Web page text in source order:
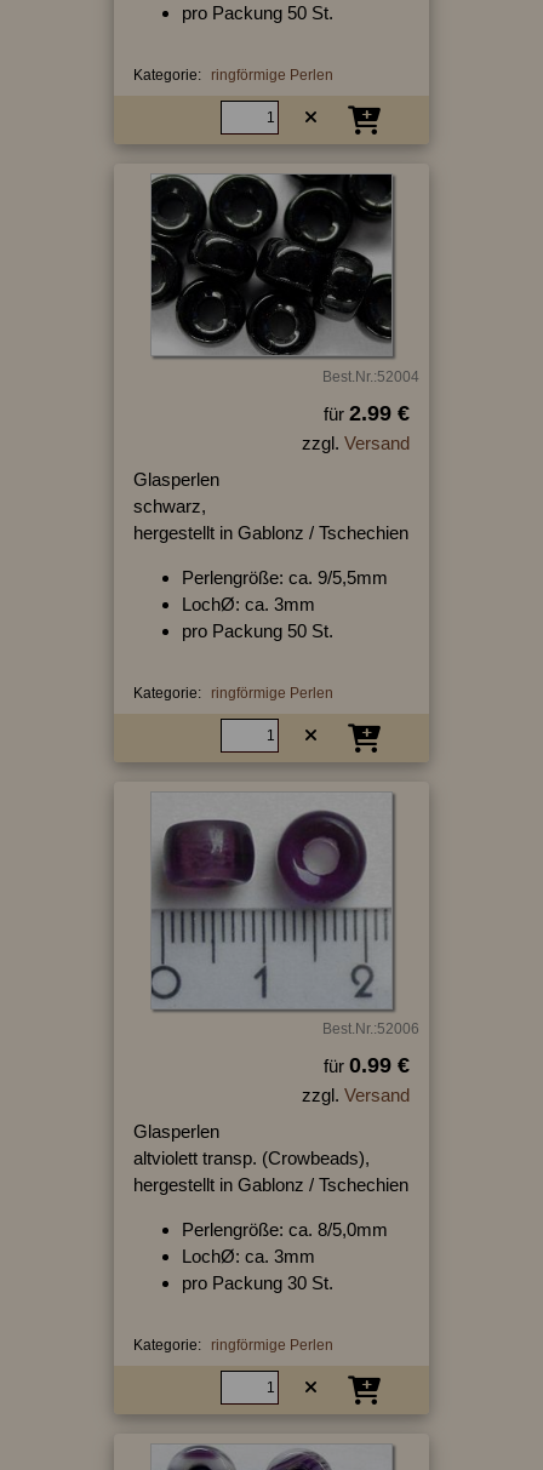
pro Packung 50 St.
Kategorie: ringförmige Perlen
Best.Nr.:52004
für 2.99 €
zzgl. Versand
Glasperlen
schwarz,
hergestellt in Gablonz / Tschechien
Perlengröße: ca. 9/5,5mm
LochØ: ca. 3mm
pro Packung 50 St.
Kategorie: ringförmige Perlen
Best.Nr.:52006
für 0.99 €
zzgl. Versand
Glasperlen
altviolett transp. (Crowbeads),
hergestellt in Gablonz / Tschechien
Perlengröße: ca. 8/5,0mm
LochØ: ca. 3mm
pro Packung 30 St.
Kategorie: ringförmige Perlen